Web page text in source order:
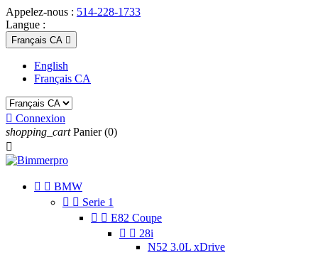
Appelez-nous : 514-228-1733
Langue :
Français CA 
English
Français CA
 Connexion
shopping_cart Panier (0)

  BMW
  Serie 1
  E82 Coupe
  28i
N52 3.0L xDrive